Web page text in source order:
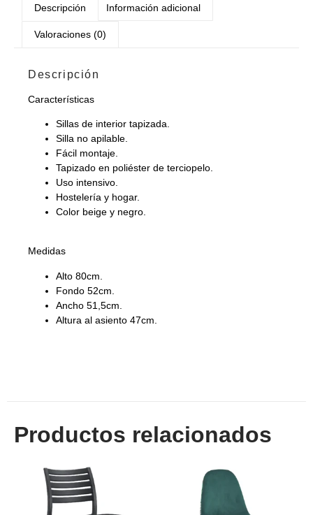
Descripción Información adicional
Valoraciones (0)
Descripción
Características
Sillas de interior tapizada.
Silla no apilable.
Fácil montaje.
Tapizado en poliéster de terciopelo.
Uso intensivo.
Hostelería y hogar.
Color beige y negro.
Medidas
Alto 80cm.
Fondo 52cm.
Ancho 51,5cm.
Altura al asiento 47cm.
Productos relacionados